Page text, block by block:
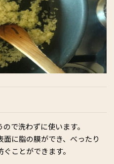
で洗わずに使います。
面に脂の膜ができ、べったり
ことができます。